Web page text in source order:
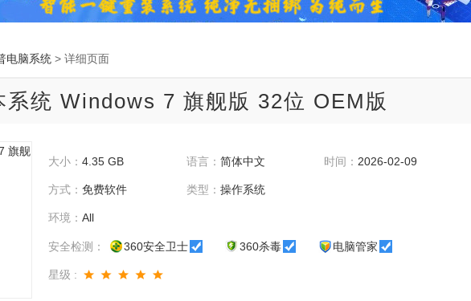
电脑系统 > 详细页面
系统 Windows 7 旗舰版 32位 OEM版
大小： 4.35 GB 语言： 简体中文 时间： 2026-02-09
方式： 免费软件 类型： 操作系统
环境： All
安全检测： 360安全卫士 360杀毒 电脑管家
星级 :